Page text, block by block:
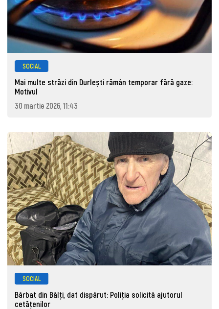
SOCIAL
Mai multe străzi din Durlești rămân temporar fără gaze:
Motivul
30 martie 2026, 11:43
SOCIAL
Bărbat din Bălți, dat dispărut: Poliţia solicită ajutorul
cetăţenilor